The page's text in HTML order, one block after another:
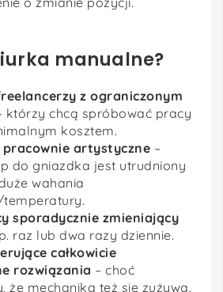
manualne?
z ograniczonym
którzy chcą spróbować pracy
kosztem.
artystyczne –
do gniazdka jest utrudniony
wahania
sporadycznie zmieniający
raz lub dwa razy dziennie.
całkowicie
rozwiązania – choć
że mechanika też się zużywa.